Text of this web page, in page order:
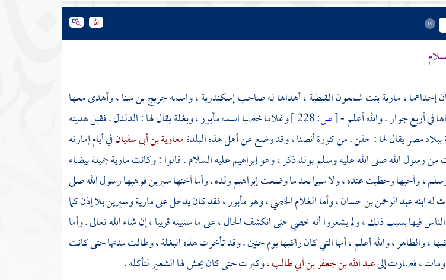
إحداهما ،مارية بنت شمعون القبطية ،أهداها له صاحبإسكندرية ،واسمهجريج بن مينا ،وأهدى معها
في أربع جوار . والله أعلم -[ص: وغلاما خصيا اسمهمأبور ،وبغلة يقال لها : الدلدل . فقبل هديته
مصريقال لها :حفن. منكورة أنصنا ،وقد وضع عن أهل هذه البلدةمعاوية بن أبي سفيانفي أيام إمارته
من رسول الله صلى الله عليه وسلم بولد ذكر ، وهوإبراهيمعليه السلام . قالوا : وكانتماريةجميلة بيضاء
، وأحبها وحظيت عنده ، ولا سيما بعد ما وضعتإبراهيمولده . وأما أختهاسيرينفوهبها رسول الله صلى
له ابنهعبد الرحمن بن حسان ،وأما الغلام الخصي ، وهومأبور ،فقد كان يدخل علىماريةوسيرينبلا إذن كما
فيها بسبب ذلك ، ولم يشعروا أنه خصي حتى انكشف الحال ، على ما سنبينه قريبا ، إن شاء الله تعالى . وأما
، والظاهر ، والله أعلم ، أنها التي كان راكبها يومحنين. وقد تأخرت هذه البغلة ، وطالت مدتها حتى كانت
ومات ، فصارت إلىعبد الله بن جعفر بن أبي طالب ،وكبرت حتى كان يجش لها الشعير لتأكله .